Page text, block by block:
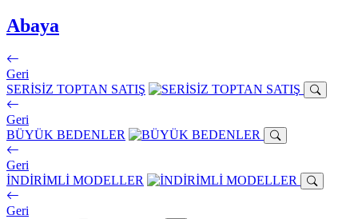
Abaya
Geri
SERİSİZ TOPTAN SATIŞ
Geri
BÜYÜK BEDENLER
Geri
İNDİRİMLİ MODELLER
Geri